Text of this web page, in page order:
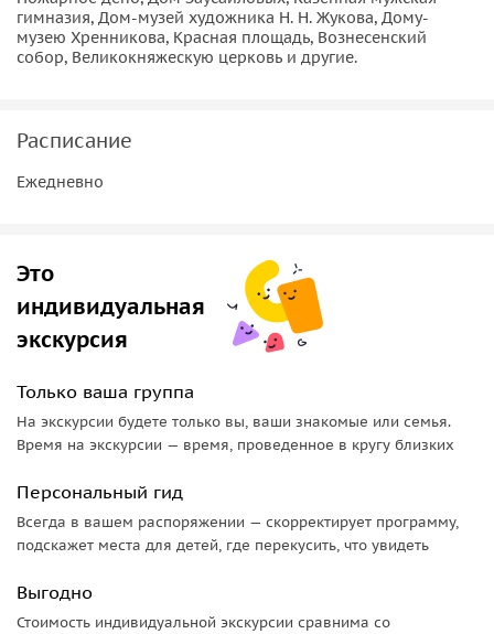
Маяковского. Вблизи возвышается старинная Введенская
церковь, первые упоминания о которой датируются 1615
От Красной площади мы пройдемся по главной улице
Ельца — Коммунаров. Вы сможете посмотреть на памятник
Важная информация!
Для бронирования экскурсий в период праздничных дат
мы просим вас внести предоплату в размере 20% на сайте
гимназия, Дом-музей художника Н. Н. Жукова, Дому-
музею Хренникова, Красная площадь, Вознесенский
собор, Великокняжескую церковь и другие.
Расписание
Ежедневно
Это
индивидуальная
экскурсия
Только ваша группа
На экскурсии будете только вы, ваши знакомые или семья.
Время на экскурсии — время, проведенное в кругу близких
Персональный гид
Всегда в вашем распоряжении — скорректирует программу,
подскажет места для детей, где перекусить, что увидеть
Выгодно
Стоимость индивидуальной экскурсии сравнима со